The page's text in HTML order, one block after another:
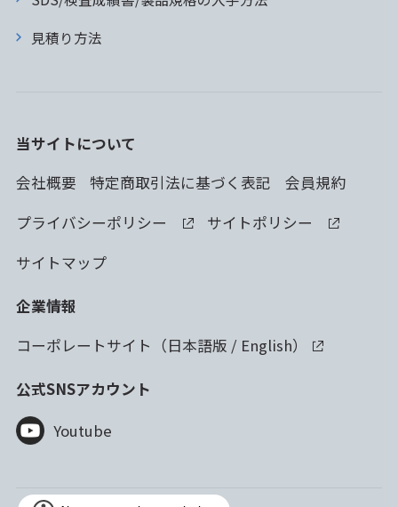
見積り方法
当サイトについて
会社概要
特定商取引法に基づく表記
会員規約
プライバシーポリシー
サイトポリシー
サイトマップ
企業情報
コーポレートサイト（日本語版 / English）
公式SNSアカウント
Youtube